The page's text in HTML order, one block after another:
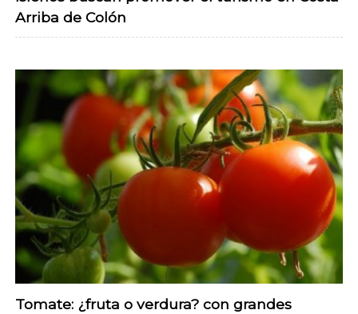
Arriba de Colón
Tomate: ¿fruta o verdura? con grandes